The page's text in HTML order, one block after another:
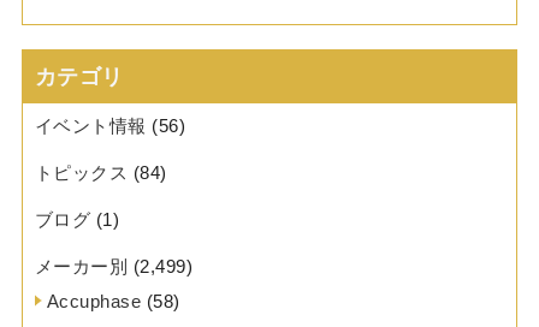
カテゴリ
イベント情報 (56)
トピックス (84)
ブログ (1)
メーカー別 (2,499)
Accuphase (58)